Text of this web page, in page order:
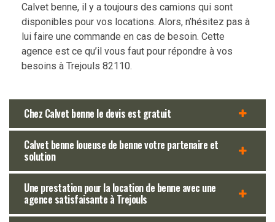
Calvet benne, il y a toujours des camions qui sont
disponibles pour vos locations. Alors, n’hésitez pas à
lui faire une commande en cas de besoin. Cette
agence est ce qu’il vous faut pour répondre à vos
besoins à Trejouls 82110.
Chez Calvet benne le devis est gratuit
Calvet benne loueuse de benne votre partenaire et
solution
Une prestation pour la location de benne avec une
agence satisfaisante à Trejouls